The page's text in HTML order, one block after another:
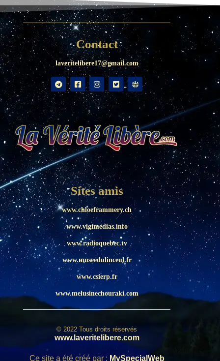
Contact
laveritelibere17@gmail.com
Sites amis
www.chloeframmery.ch
www.vigimedias.info
www.radioquebec.tv
www.museedulinceul.fr
www.csierp.fr
www.melusinechouraki.com
© 2022 Tous droits réservés
www.laveritelibere.com
Ce site a été créé par : MySpecialWeb